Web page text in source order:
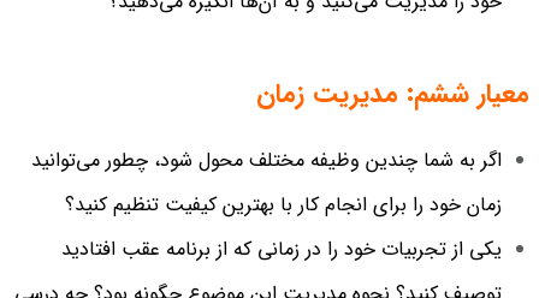
معیار ششم: مدیریت زمان
اگر به شما چندین وظیفه مختلف محول شود، چطور می‌توانید
زمان خود را برای انجام کار با بهترین کیفیت تنظیم کنید؟
یکی از تجربیات خود را در زمانی که از برنامه عقب افتادید